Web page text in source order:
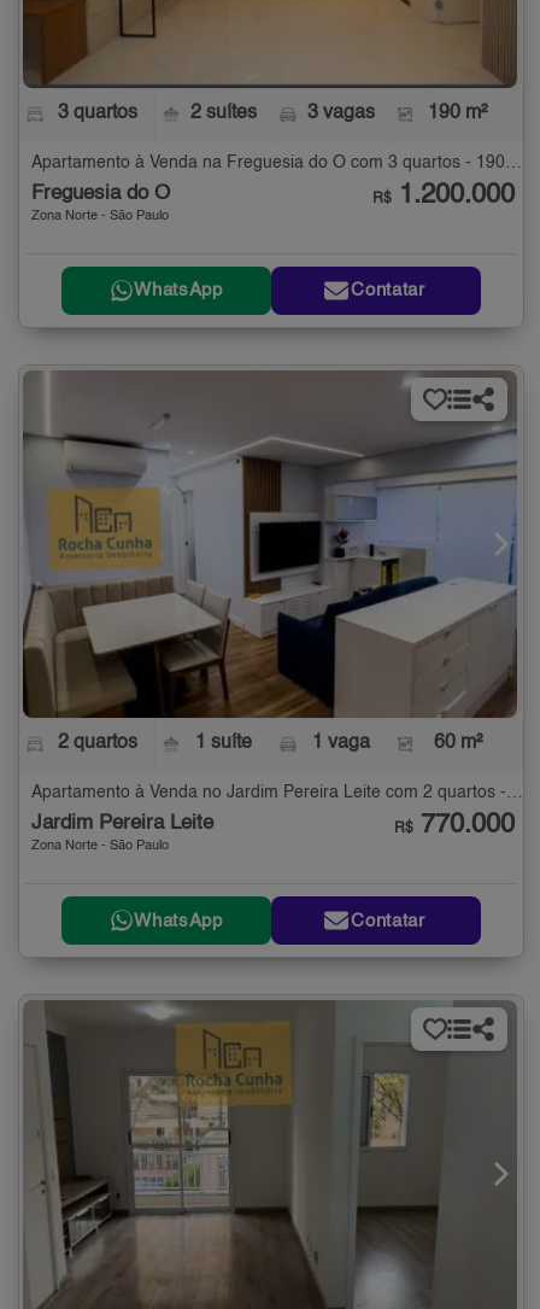
3 quartos 2 suítes 3 vagas 190 m²
Freguesia do Ó
Zona Norte - São Paulo
R$ 1.200.000
WhatsApp Contatar
2 quartos 1 suíte 1 vaga 60 m²
Apartamento à Venda no Jardim Pereira Leite com 2 quartos - 60 m²
Jardim Pereira Leite
Zona Norte - São Paulo
R$ 770.000
WhatsApp Contatar